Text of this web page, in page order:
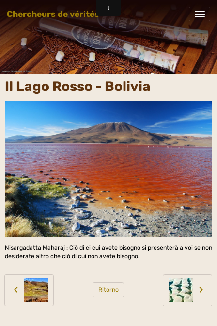
Chercheurs de vérités
Il Lago Rosso - Bolivia
Nisargadatta Maharaj : Ciò di ci cui avete bisogno si presenterà a voi se non
desiderate altro che ciò di cui non avete bisogno.
Ritorno